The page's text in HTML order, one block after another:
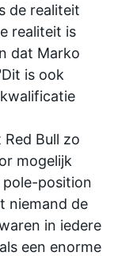
de realiteit
realiteit is
dat Marko
is ook
Bull zo
mogelijk
pole-position
niemand de
in iedere
een enorme